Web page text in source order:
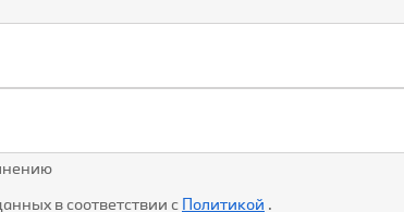
в соответствии с Политикой .